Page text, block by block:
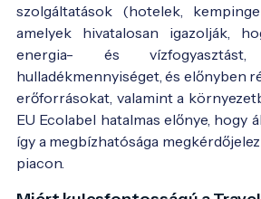
szolgáltatások (hotelek,
amelyek hivatalosan igazolják,
energia- és
hulladékmennyiséget, és előnyben
erőforrásokat, valamint a
EU Ecolabel hatalmas előnye, hogy
így a megbízhatósága
piacon.